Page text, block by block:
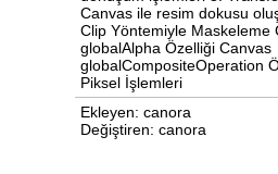
Canvas ile resim dokusu
Clip Yöntemiyle Maskeleme
globalAlpha Özelliği Canvas
globalCompositeOperation
Piksel İşlemleri
Ekleyen: canora
Değiştiren: canora